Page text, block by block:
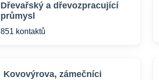
Dřevařský a dřevozpracující
průmysl
851 kontaktů
Kovovýrova, zámečníci